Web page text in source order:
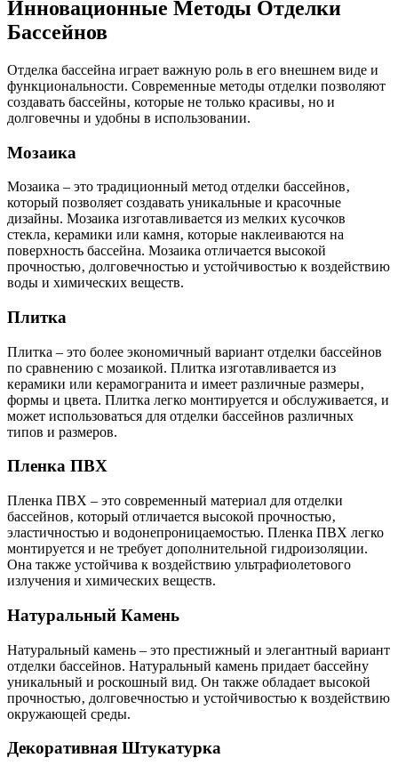
Инновационные Методы Отделки
Бассейнов
Отделка бассейна играет важную роль в его внешнем виде и
функциональности. Современные методы отделки позволяют
создавать бассейны‚ которые не только красивы‚ но и
долговечны и удобны в использовании.
Мозаика
Мозаика – это традиционный метод отделки бассейнов‚
который позволяет создавать уникальные и красочные
дизайны. Мозаика изготавливается из мелких кусочков
стекла‚ керамики или камня‚ которые наклеиваются на
поверхность бассейна. Мозаика отличается высокой
прочностью‚ долговечностью и устойчивостью к воздействию
воды и химических веществ.
Плитка
Плитка – это более экономичный вариант отделки бассейнов
по сравнению с мозаикой. Плитка изготавливается из
керамики или керамогранита и имеет различные размеры‚
формы и цвета. Плитка легко монтируется и обслуживается‚ и
может использоваться для отделки бассейнов различных
типов и размеров.
Пленка ПВХ
Пленка ПВХ – это современный материал для отделки
бассейнов‚ который отличается высокой прочностью‚
эластичностью и водонепроницаемостью. Пленка ПВХ легко
монтируется и не требует дополнительной гидроизоляции.
Она также устойчива к воздействию ультрафиолетового
излучения и химических веществ.
Натуральный Камень
Натуральный камень – это престижный и элегантный вариант
отделки бассейнов. Натуральный камень придает бассейну
уникальный и роскошный вид. Он также обладает высокой
прочностью‚ долговечностью и устойчивостью к воздействию
окружающей среды.
Декоративная Штукатурка